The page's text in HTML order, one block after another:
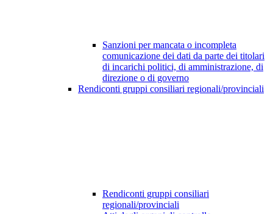
Sanzioni per mancata o incompleta
comunicazione dei dati da parte dei titolari
di incarichi politici, di amministrazione, di
direzione o di governo
Rendiconti gruppi consiliari regionali/provinciali
Rendiconti gruppi consiliari
regionali/provinciali